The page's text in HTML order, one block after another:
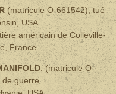
(matriculeO-661542), tué
USA
américain de Colleville-
France
. (matriculeO-
guerre